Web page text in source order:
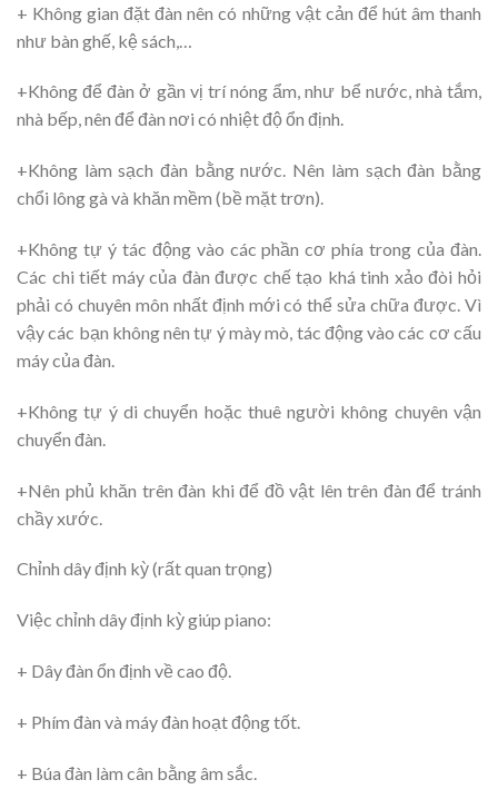
+ Không gian đặt đàn nên có những vật cản để hút âm thanh
như bàn ghế, kệ sách,…
+Không để đàn ở gần vị trí nóng ẩm, như bể nước, nhà tắm,
nhà bếp, nên để đàn nơi có nhiệt độ ổn định.
+Không làm sạch đàn bằng nước. Nên làm sạch đàn bằng
chổi lông gà và khăn mềm (bề mặt trơn).
+Không tự ý tác động vào các phần cơ phía trong của đàn.
Các chi tiết máy của đàn được chế tạo khá tinh xảo đòi hỏi
phải có chuyên môn nhất định mới có thể sửa chữa được. Vì
vậy các bạn không nên tự ý mày mò, tác động vào các cơ cấu
máy của đàn.
+Không tự ý di chuyển hoặc thuê người không chuyên vận
chuyển đàn.
+Nên phủ khăn trên đàn khi để đồ vật lên trên đàn để tránh
chầy xước.
Chỉnh dây định kỳ (rất quan trọng)
Việc chỉnh dây định kỳ giúp piano:
+ Dây đàn ổn định về cao độ.
+ Phím đàn và máy đàn hoạt động tốt.
+ Búa đàn làm cân bằng âm sắc.